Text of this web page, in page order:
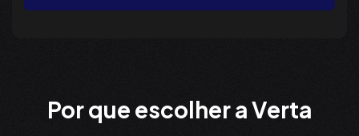
Por que escolher a Verta